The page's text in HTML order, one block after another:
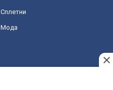
Сплетни
Мода